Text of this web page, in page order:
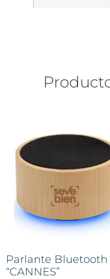
Parlante Bluetooth
“CANNES”